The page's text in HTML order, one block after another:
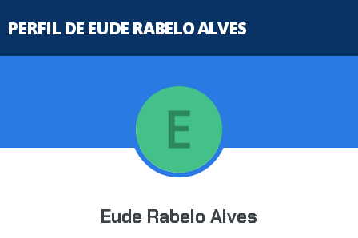
PERFIL DE EUDE RABELO ALVES
Eude Rabelo Alves